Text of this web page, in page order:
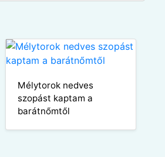
Mélytorok nedves
szopást kaptam a
barátnőmtől